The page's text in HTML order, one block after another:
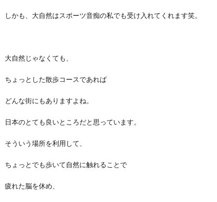
しかも、大自然はスポーツ音痴の私でも受け入れてくれます笑。
大自然じゃなくても、
ちょっとした散歩コースであれば
どんな街にもありますよね。
日本のとても良いところだと思っています。
そういう場所を利用して、
ちょっとでも歩いて自然に触れることで
疲れた脳を休め、